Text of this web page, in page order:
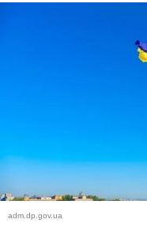
adm.dp.gov.ua